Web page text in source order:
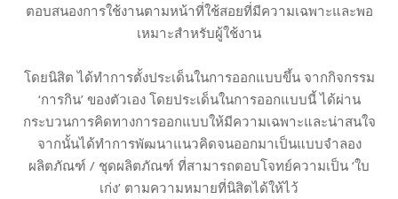
ตอบสนองการใช้งานตามหน้าที่ใช้สอยที่มีความเฉพาะและพอ
เหมาะสำหรับผู้ใช้งาน
โดยนิสิต ได้ทำการตั้งประเด็นในการออกแบบขึ้น จากกิจกรรม
‘การกิน’ ของตัวเอง โดยประเด็นในการออกแบบนี้ ได้ผ่าน
กระบวนการคิดทางการออกแบบให้มีความเฉพาะและน่าสนใจ
จากนั้นได้ทำการพัฒนาแนวคิดจนออกมาเป็นแบบจำลอง
ผลิตภัณฑ์ / ชุดผลิตภัณฑ์ ที่สามารถตอบโจทย์ความเป็น ‘ใบ
เก่ง’ ตามความหมายที่นิสิตได้ให้ไว้